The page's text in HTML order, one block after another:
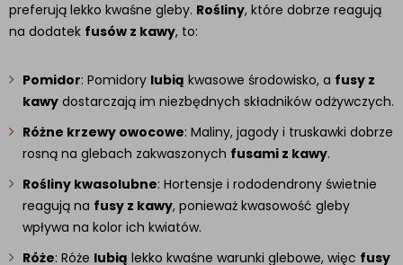
preferują lekko kwaśne gleby. Rośliny, które dobrze reagują
na dodatek fusów z kawy, to:
Pomidor: Pomidory lubią kwasowe środowisko, a fusy z
kawy dostarczają im niezbędnych składników odżywczych.
Różne krzewy owocowe: Maliny, jagody i truskawki dobrze
rosną na glebach zakwaszonych fusami z kawy.
Rośliny kwasolubne: Hortensje i rododendrony świetnie
reagują na fusy z kawy, ponieważ kwasowość gleby
wpływa na kolor ich kwiatów.
Róże: Róże lubią lekko kwaśne warunki glebowe, więc fusy